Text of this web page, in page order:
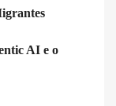
AI e o